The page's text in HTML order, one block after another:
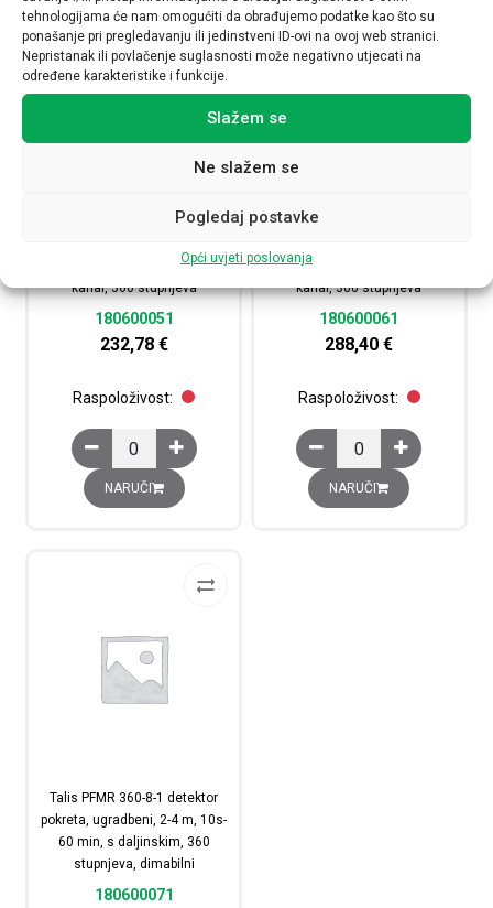
tehnologijama će nam omogućiti da obrađujemo podatke kao što su
ponašanje pri pregledavanju ili jedinstveni ID-ovi na ovoj web stranici.
Nepristanak ili povlačenje suglasnosti može negativno utjecati na
određene karakteristike i funkcije.
Slažem se
Ne slažem se
Pogledaj postavke
Opći uvjeti poslovanja
Talis PF 360-8-1 detektor
kopčama, 2-3 m, 5s-30 min, 1
kanal, 360 stupnjeva
180600051
232,78 €
Raspoloživost:
Talis PF 360-8-1 detektor pokreta ugradbeni za strop
NARUČI
Talis PF 360-8-2 detektor
kopčama, 2-3 m, 5s-30 min, 2
kanal, 360 stupnjeva
180600061
288,40€
Raspoloživost:
Talis PF 360-8-2
NARUČI
Talis PFMR 360-8-1 detektor
pokreta, ugradbeni, 2-4 m, 10s-
60 min, s daljinskim, 360
stupnjeva, dimabilni
180600071